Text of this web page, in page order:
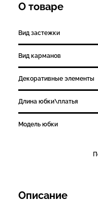
О товаре
Вид застежки
Вид карманов
Декоративные элементы
Длина юбки\платья
Модель юбки
Описание